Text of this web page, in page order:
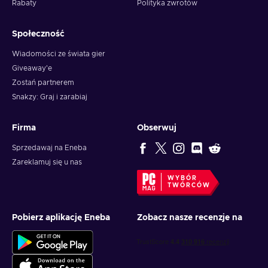
Rabaty
Polityka zwrotów
Społeczność
Wiadomości ze świata gier
Giveaway'e
Zostań partnerem
Snakzy: Graj i zarabiaj
Firma
Sprzedawaj na Eneba
Zareklamuj się u nas
Obserwuj
WYBÓR
TWÓRCÓW
Pobierz aplikację Eneba Zobacz nasze recenzje na